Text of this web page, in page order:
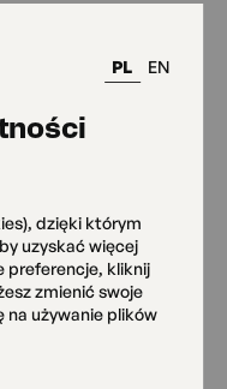
PL EN
dzięki którym
uzyskać więcej
preferencje, kliknij
zmienić swoje
na używanie plików